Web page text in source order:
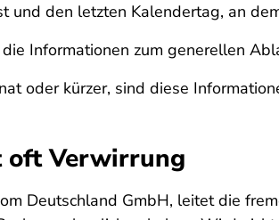
und den letzten Kalendertag, an
Informationen zum generellen
oder kürzer, sind diese
oft Verwirrung
Deutschland GmbH, leitet die